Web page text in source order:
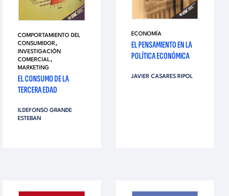
COMPORTAMIENTO DEL
CONSUMIDOR,
INVESTIGACIÓN
COMERCIAL,
MARKETING
EL CONSUMO DE LA
TERCERA EDAD
ILDEFONSO GRANDE
ESTEBAN
ECONOMÍA
EL PENSAMIENTO EN LA
POLÍTICA ECONÓMICA
JAVIER CASARES RIPOL